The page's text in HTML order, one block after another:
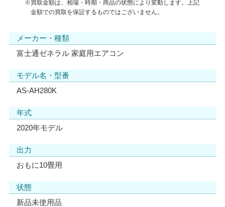
※買取金額は、相場・時期・商品の状態により変動します。上記
金額での買取を保証するものではございません。
メーカー・種類
富士通ゼネラル 家庭用エアコン
モデル名・型番
AS-AH280K
年式
2020年モデル
出力
おもに10畳用
状態
新品未使用品